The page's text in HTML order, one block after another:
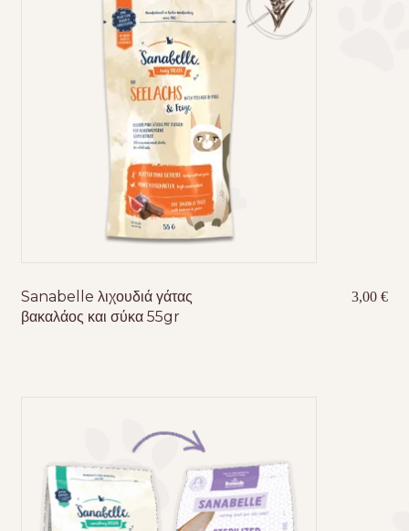
Sanabelle λιχουδιά γάτας
βακαλάος και σύκα 55gr
3,00€